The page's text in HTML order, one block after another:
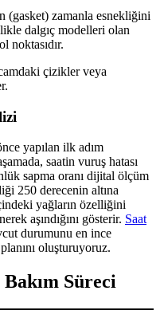
(gasket) zamanla esnekliğini
dalgıç modelleri olan
noktasıdır.
çizikler veya
yapılan ilk adım
saatin vuruş hatası
sapma oranı dijital ölçüm
250 derecenin altına
yağların özelliğini
aşındığını gösterir. Saat
durumunu en ince
oluşturuyoruz.
Süreci